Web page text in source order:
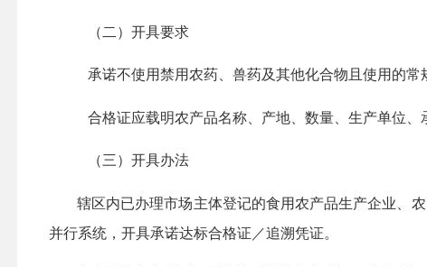
（二）开具要求
承诺不使用禁用农药、兽药及其他化合物且使用的常
合格证应载明农产品名称、 产地、数量、生产单位、
（三）开具办法
辖区内已办理市场主体登记的食用农产品生产企业、
并行系统，开具承诺达标合格证／追溯凭证。